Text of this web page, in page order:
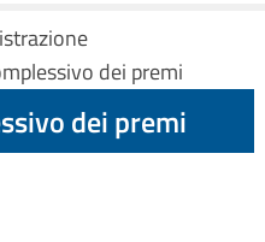
dei premi
dei premi